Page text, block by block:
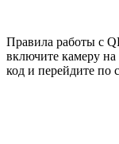
Правила работы с
включите камеру
код и перейдите по